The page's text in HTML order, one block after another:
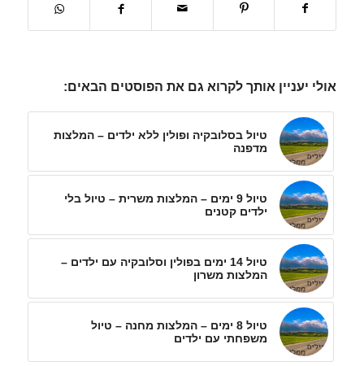
אולי יעניין אותך לקרוא גם את הפוסטים הבאים:
טיול בסלובקיה ופולין ללא ילדים – המלצות
מדפנה
טיול 9 ימים – המלצות משרית – טיול בלי
ילדים קטנים
טיול 14 ימים בפולין וסלובקיה עם ילדים –
המלצות משרון
טיול 8 ימים – המלצות מחנה – טיול
משפחתי עם ילדים